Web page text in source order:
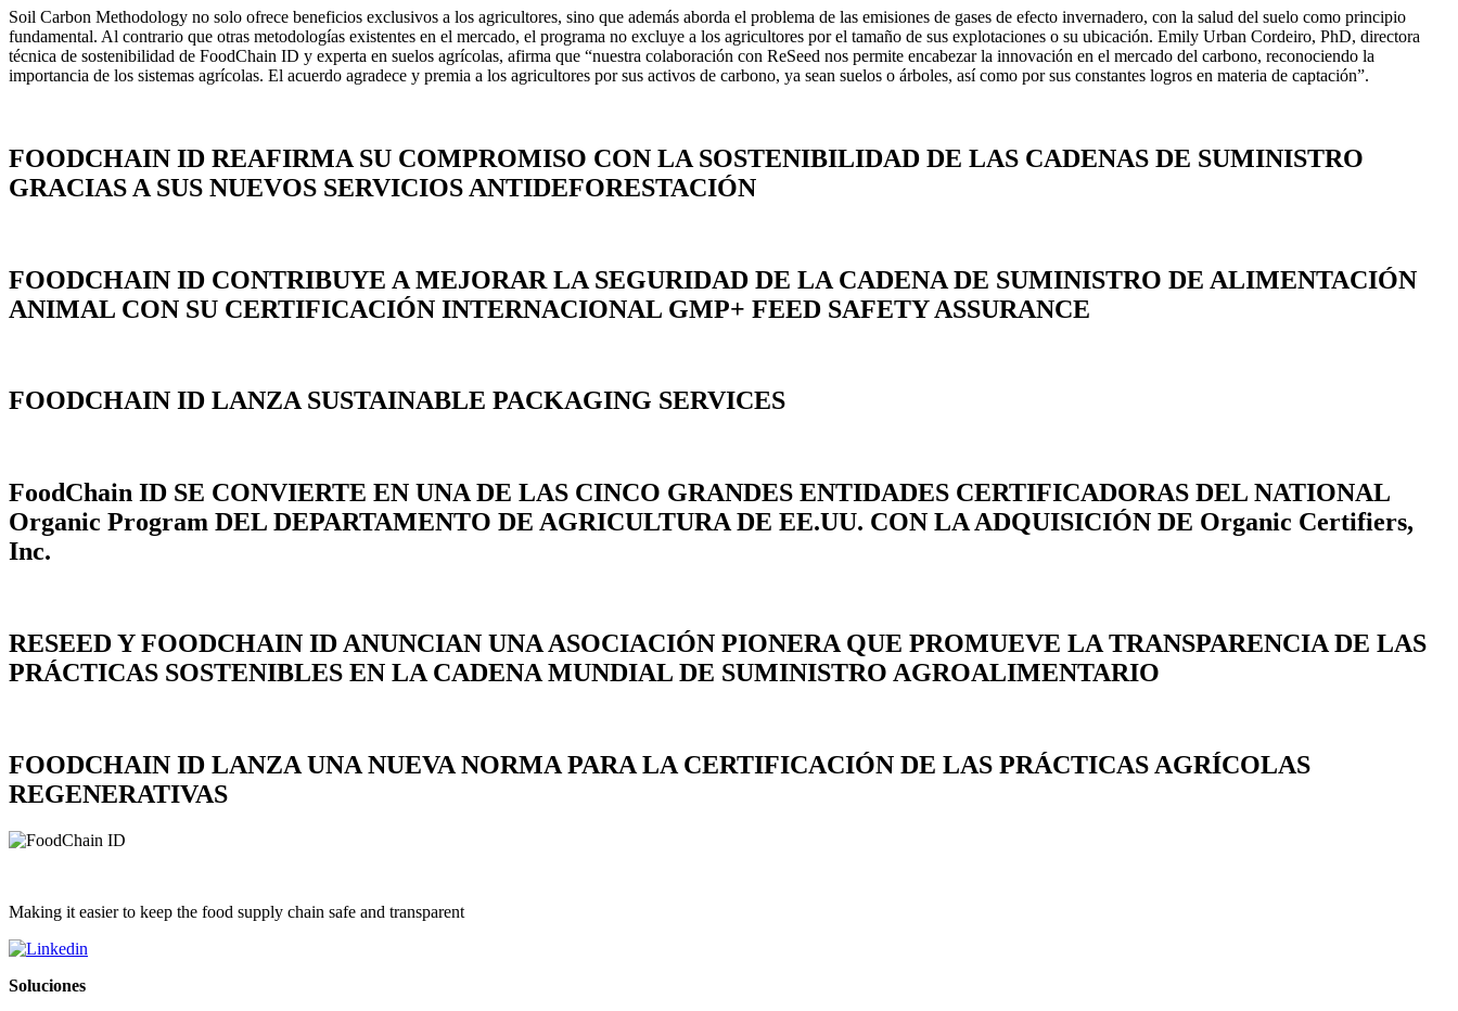
Soil Carbon Methodology no solo ofrece beneficios exclusivos a los agricultores, sino que además aborda el problema de las emisiones de gases de efecto invernadero, con la salud del suelo como principio
fundamental. Al contrario que otras metodologías existentes en el mercado, el programa no excluye a los agricultores por el tamaño de sus explotaciones o su ubicación. Emily Urban Cordeiro, PhD, directora
técnica de sostenibilidad de FoodChain ID y experta en suelos agrícolas, afirma que “nuestra colaboración con ReSeed nos permite encabezar la innovación en el mercado del carbono, reconociendo la
importancia de los sistemas agrícolas. El acuerdo agradece y premia a los agricultores por sus activos de carbono, ya sean suelos o árboles, así como por sus constantes logros en materia de captación”.
FOODCHAIN ID REAFIRMA SU COMPROMISO CON LA SOSTENIBILIDAD DE LAS CADENAS DE SUMINISTRO
GRACIAS A SUS NUEVOS SERVICIOS ANTIDEFORESTACIÓN
FOODCHAIN ID CONTRIBUYE A MEJORAR LA SEGURIDAD DE LA CADENA DE SUMINISTRO DE ALIMENTACIÓN
ANIMAL CON SU CERTIFICACIÓN INTERNACIONAL GMP+ FEED SAFETY ASSURANCE
FOODCHAIN ID LANZA SUSTAINABLE PACKAGING SERVICES
FoodChain ID SE CONVIERTE EN UNA DE LAS CINCO GRANDES ENTIDADES CERTIFICADORAS DEL NATIONAL
Organic Program DEL DEPARTAMENTO DE AGRICULTURA DE EE.UU. CON LA ADQUISICIÓN DE Organic Certifiers,
Inc.
RESEED Y FOODCHAIN ID ANUNCIAN UNA ASOCIACIÓN PIONERA QUE PROMUEVE LA TRANSPARENCIA DE LAS
PRÁCTICAS SOSTENIBLES EN LA CADENA MUNDIAL DE SUMINISTRO AGROALIMENTARIO
FOODCHAIN ID LANZA UNA NUEVA NORMA PARA LA CERTIFICACIÓN DE LAS PRÁCTICAS AGRÍCOLAS
REGENERATIVAS
Making it easier to keep the food supply chain safe and transparent
Soluciones